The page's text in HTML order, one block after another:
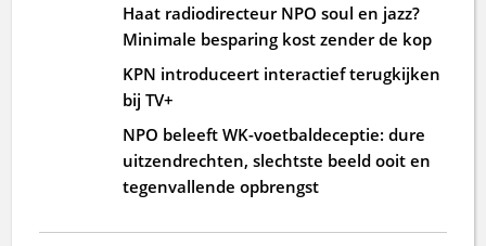
Haat radiodirecteur NPO soul en jazz?
Minimale besparing kost zender de kop
KPN introduceert interactief terugkijken
bij TV+
NPO beleeft WK-voetbaldeceptie: dure
uitzendrechten, slechtste beeld ooit en
tegenvallende opbrengst